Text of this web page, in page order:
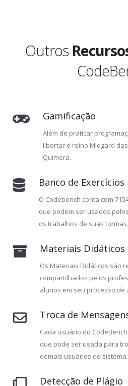
Outros
Gamificação
Além de praticar
libertar o reino Midgard
Quimera.
Banco de Exercícios
O Codebench conta com
que podem ser usados
os trabalhos de suas turmas.
Materiais Didáticos
Os Materiais Didáticos são
compartilhados pelos
alunos em seu processo de
Troca de
Cada usuário do
que pode ser usada para
demais usuários do sistema.
Detecção de Plágio